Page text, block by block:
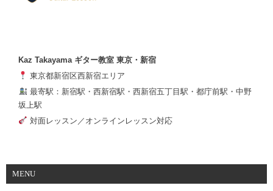
Kaz Takayama ギター教室 東京・新宿
東京都新宿区西新宿エリア
最寄駅：新宿駅・西新宿駅・西新宿五丁目駅・都庁前駅・中野
坂上駅
対面レッスン／オンラインレッスン対応
MENU